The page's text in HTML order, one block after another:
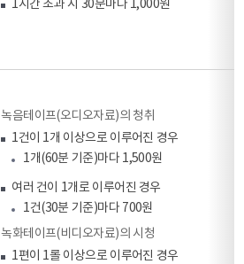
1시간 초과 시 30분마다 1,000원
녹음테이프(오디오자료)의 청취
1건이 1개 이상으로 이루어진 경우
1개(60분 기준)마다 1,500원
여러 건이 1개로 이루어진 경우
1건(30분 기준)마다 700원
녹화테이프(비디오자료)의 시청
1편이 1롤 이상으로 이루어진 경우